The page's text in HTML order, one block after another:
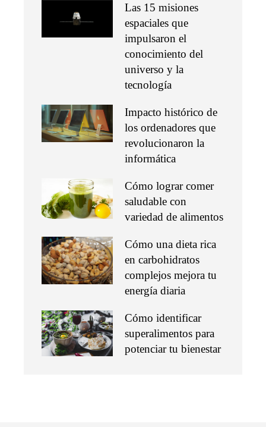
Las 15 misiones
espaciales que
impulsaron el
conocimiento del
universo y la
tecnología
Impacto histórico de
los ordenadores que
revolucionaron la
informática
Cómo lograr comer
saludable con
variedad de alimentos
Cómo una dieta rica
en carbohidratos
complejos mejora tu
energía diaria
Cómo identificar
superalimentos para
potenciar tu bienestar